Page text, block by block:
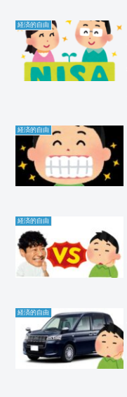
経済的自由
経済的自由
経済的自由
経済的自由